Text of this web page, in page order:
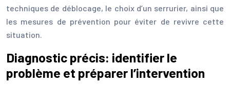
techniques de déblocage, le choix d’un serrurier, ainsi que
les mesures de prévention pour éviter de revivre cette
situation.
Diagnostic précis: identifier le
problème et préparer l’intervention